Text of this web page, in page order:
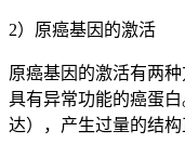
2）原癌基因的激活
原癌基因的激活有两
具有异常功能的癌蛋
达），产生过量的结构